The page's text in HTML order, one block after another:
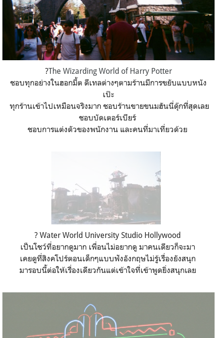
?The Wizarding World of Harry Potter
ชอบทุกอย่างในฮอกมี้ต ดีเทลต่างๆตามร้านมีการขยับแบบหนัง
เป๊ะ
ทุกร้านเข้าไปเหมือนจริงมาก ชอบร้านขายขนมฮันนี่ดุ๊กที่สุดเลย
ชอบบัดเตอร์เบียร์
ชอบการแต่งตัวของพนักงาน และคนที่มาเที่ยวด้วย
? Water World University Studio Hollywood
เป็นโชว์ที่อยากดูมาก เพื่อนไม่อยากดู มาคนเดียวก็จะมา
เคยดูที่สิงคโปร์ตอนเด็กๆแบบฟังอังกฤษไม่รู้เรื่องยังสนุก
มารอบนี้ต่อให้เรื่องเดียวกันแต่เข้าใจที่เข้าพูดยิ่งสนุกเลย